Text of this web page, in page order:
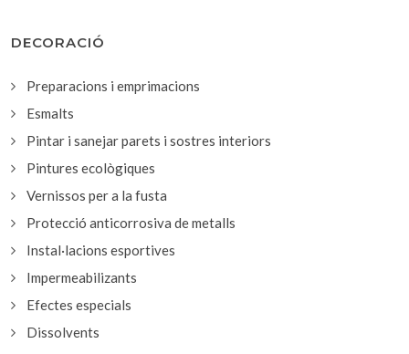
DECORACIÓ
Preparacions i emprimacions
Esmalts
Pintar i sanejar parets i sostres interiors
Pintures ecològiques
Vernissos per a la fusta
Protecció anticorrosiva de metalls
Instal·lacions esportives
Impermeabilizants
Efectes especials
Dissolvents